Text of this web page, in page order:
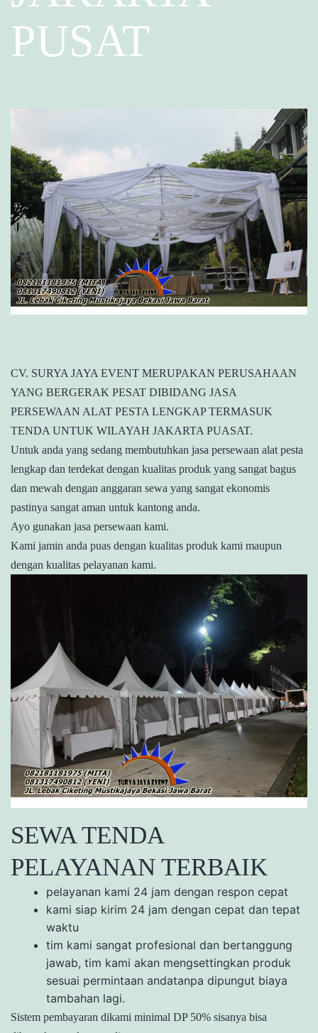
PUSAT
CV. SURYA JAYA EVENT MERUPAKAN PERUSAHAAN
YANG BERGERAK PESAT DIBIDANG JASA
PERSEWAAN ALAT PESTA LENGKAP TERMASUK
TENDA UNTUK WILAYAH JAKARTA PUASAT.
Untuk anda yang sedang membutuhkan jasa persewaan alat pesta
lengkap dan terdekat dengan kualitas produk yang sangat bagus
dan mewah dengan anggaran sewa yang sangat ekonomis
pastinya sangat aman untuk kantong anda.
Ayo gunakan jasa persewaan kami.
Kami jamin anda puas dengan kualitas produk kami maupun
dengan kualitas pelayanan kami.
SEWA TENDA
PELAYANAN TERBAIK
pelayanan kami 24 jam dengan respon cepat
kami siap kirim 24 jam dengan cepat dan tepat
waktu
tim kami sangat profesional dan bertanggung
jawab, tim kami akan mengsettingkan produk
sesuai permintaan andatanpa dipungut biaya
tambahan lagi.
Sistem pembayaran dikami minimal DP 50% sisanya bisa